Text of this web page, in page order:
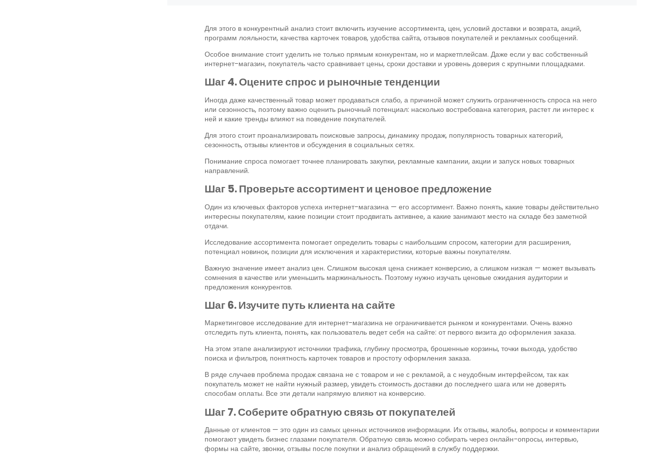
Для этого в конкурентный анализ стоит включить изучение ассортимента, цен, условий доставки и возврата, акций,
программ лояльности, качества карточек товаров, удобства сайта, отзывов покупателей и рекламных сообщений.
Особое внимание стоит уделить не только прямым конкурентам, но и маркетплейсам. Даже если у вас собственный
интернет-магазин, покупатель часто сравнивает цены, сроки доставки и уровень доверия с крупными площадками.
Шаг 4. Оцените спрос и рыночные тенденции
Иногда даже качественный товар может продаваться слабо, а причиной может служить ограниченность спроса на него
или сезонность, поэтому важно оценить рыночный потенциал: насколько востребована категория, растет ли интерес к
ней и какие тренды влияют на поведение покупателей.
Для этого стоит проанализировать поисковые запросы, динамику продаж, популярность товарных категорий,
сезонность, отзывы клиентов и обсуждения в социальных сетях.
Понимание спроса помогает точнее планировать закупки, рекламные кампании, акции и запуск новых товарных
направлений.
Шаг 5. Проверьте ассортимент и ценовое предложение
Один из ключевых факторов успеха интернет-магазина — его ассортимент. Важно понять, какие товары действительно
интересны покупателям, какие позиции стоит продвигать активнее, а какие занимают место на складе без заметной
отдачи.
Исследование ассортимента помогает определить товары с наибольшим спросом, категории для расширения,
потенциал новинок, позиции для исключения и характеристики, которые важны покупателям.
Важную значение имеет анализ цен. Слишком высокая цена снижает конверсию, а слишком низкая — может вызывать
сомнения в качестве или уменьшить маржинальность. Поэтому нужно изучать ценовые ожидания аудитории и
предложения конкурентов.
Шаг 6. Изучите путь клиента на сайте
Маркетинговое исследование для интернет-магазина не ограничивается рынком и конкурентами. Очень важно
отследить путь клиента, понять, как пользователь ведет себя на сайте: от первого визита до оформления заказа.
На этом этапе анализируют источники трафика, глубину просмотра, брошенные корзины, точки выхода, удобство
поиска и фильтров, понятность карточек товаров и простоту оформления заказа.
В ряде случаев проблема продаж связана не с товаром и не с рекламой, а с неудобным интерфейсом, так как
покупатель может не найти нужный размер, увидеть стоимость доставки до последнего шага или не доверять
способам оплаты. Все эти детали напрямую влияют на конверсию.
Шаг 7. Соберите обратную связь от покупателей
Данные от клиентов — это один из самых ценных источников информации. Их отзывы, жалобы, вопросы и комментарии
помогают увидеть бизнес глазами покупателя. Обратную связь можно собирать через онлайн-опросы, интервью,
формы на сайте, звонки, отзывы после покупки и анализ обращений в службу поддержки.